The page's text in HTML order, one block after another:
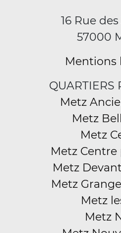
16 Rue
57000
Mentions
QUARTIERS
Metz
Metz
Metz
Metz
Metz
Metz
Metz
Metz